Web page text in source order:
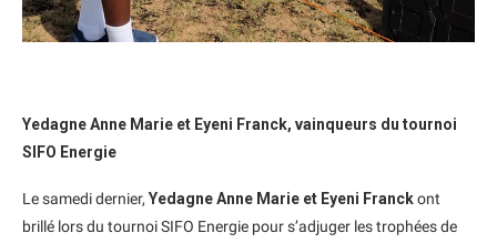
Yedagne Anne Marie et Eyeni Franck, vainqueurs du tournoi
SIFO Energie
Le samedi dernier, Yedagne Anne Marie et Eyeni Franckont
brillé lors du tournoi SIFO Energie pour s’adjuger les trophées de